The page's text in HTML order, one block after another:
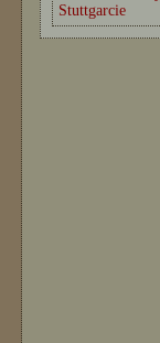
Stuttgarcie